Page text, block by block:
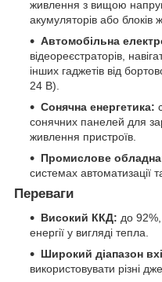
живлення з вищою
акумуляторів або блоків
Автомобільна
відеореєстраторів,
інших гаджетів від
24 В).
Сонячна енергетика:
сонячних панелей для
живлення пристроїв.
Промислове
системах автоматизації
Переваги
Високий ККД: до
енергії у вигляді тепла.
Широкий діапазон
використовувати різні